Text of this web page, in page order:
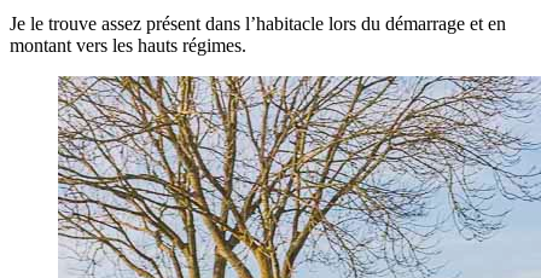
Je le trouve assez présent dans l’habitacle lors du démarrage et en
montant vers les hauts régimes.